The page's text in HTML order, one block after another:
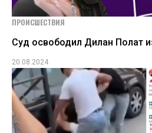
ПРОИСШЕСТВИЯ
Суд освободил Дилан Полат
20.08.2024